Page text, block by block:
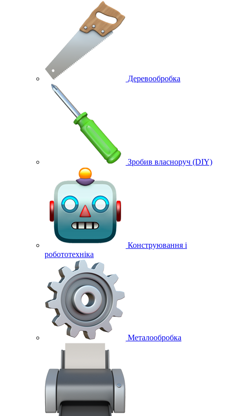
Деревообробка
Зробив власноруч (DIY)
Конструювання і
робототехніка
Металообробка